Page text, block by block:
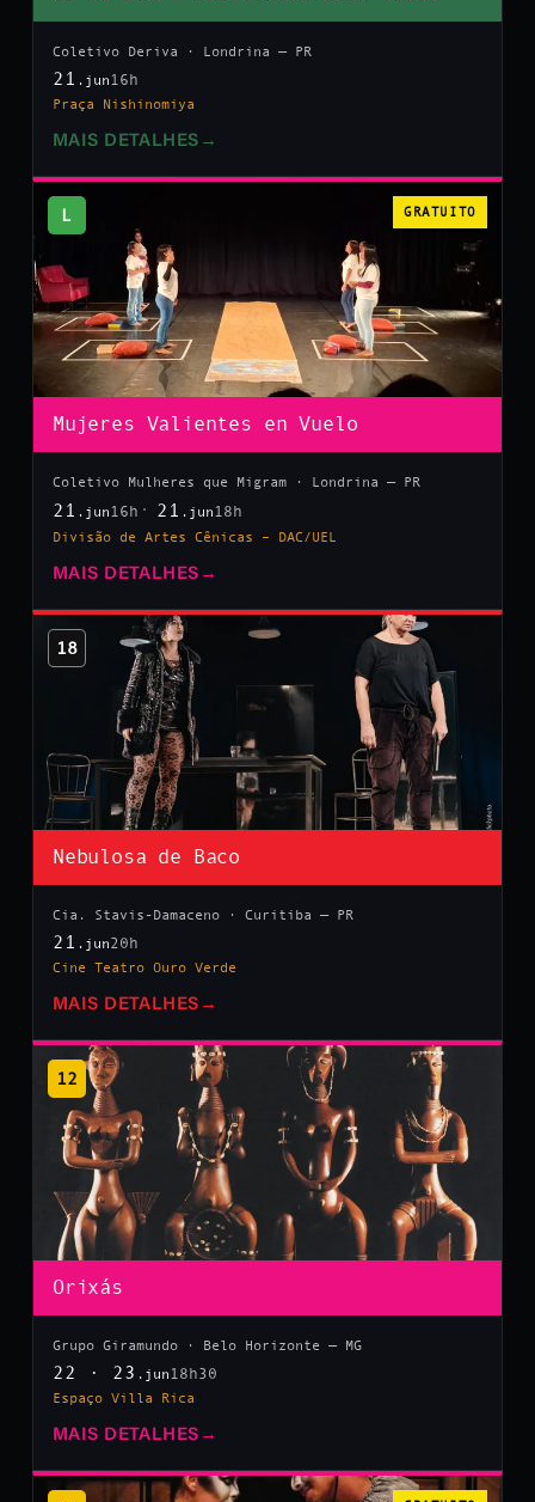
Coletivo Deriva · Londrina — PR
21 .jun 16h
Praça Nishinomiya
MAIS DETALHES →
L GRATUITO
Mujeres Valientes en Vuelo
Coletivo Mulheres que Migram · Londrina — PR
21 .jun 16h 21 .jun 18h
Divisão de Artes Cênicas – DAC/UEL
MAIS DETALHES →
18
Nebulosa de Baco
Cia. Stavis-Damaceno · Curitiba — PR
21 .jun20h
Cine Teatro Ouro Verde
MAIS DETALHES →
12
Orixás
Grupo Giramundo · Belo Horizonte — MG
22 · 23 .jun 18h30
Espaço Villa Rica
MAIS DETALHES →